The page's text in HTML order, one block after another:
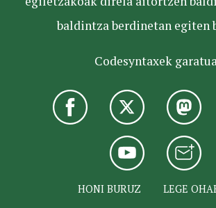
baldintza berdinetan egiten
Codesyntaxek
HONI BURUZ
LEGE